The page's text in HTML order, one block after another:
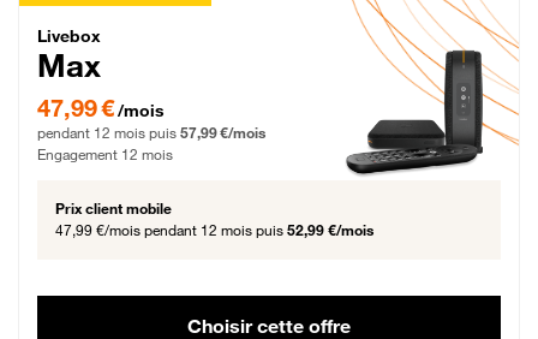
Livebox Max Fibre
Livebox
Max
47,99 € par mois pendant 12 mois puis 57,99 € par mois, Engagement 12 mois
47,99 €/mois
pendant 12 mois puis 57,99 €/mois
Engagement 12 mois
Prix client mobile
47,99 €/mois pendant 12 mois puis 52,99 €/mois
Choisir cette offre